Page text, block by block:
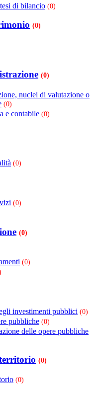
di bilancio (0)
(0)
(0)
nuclei di valutazione o
(0)
e contabile (0)
(0)
(0)
(0)
(0)
investimenti pubblici (0)
pubbliche (0)
delle opere pubbliche
(0)
(0)